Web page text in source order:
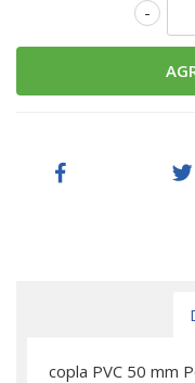
-
copla PVC 50 mm